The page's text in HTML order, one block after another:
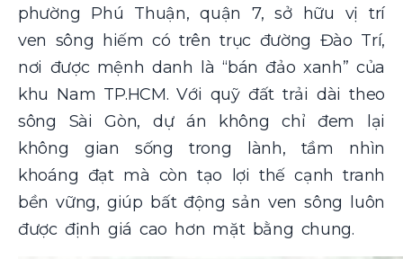
phường Phú Thuận, quận 7, sở hữu vị trí
ven sông hiếm có trên trục đường Đào Trí,
nơi được mệnh danh là “bán đảo xanh” của
khu Nam TP.HCM. Với quỹ đất trải dài theo
sông Sài Gòn, dự án không chỉ đem lại
không gian sống trong lành, tầm nhìn
khoáng đạt mà còn tạo lợi thế cạnh tranh
bền vững, giúp bất động sản ven sông luôn
được định giá cao hơn mặt bằng chung.